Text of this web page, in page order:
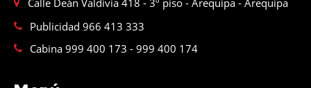
Calle Deán Valdivia 418 - 3º piso - Arequipa - Arequipa
Publicidad 966 413 333
Cabina 999 400 173 - 999 400 174